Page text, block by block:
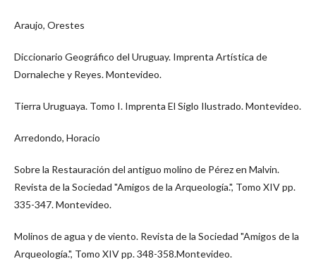
Araujo, Orestes
Diccionario Geográfico del Uruguay. Imprenta Artística de
Dornaleche y Reyes. Montevideo.
Tierra Uruguaya. Tomo I. Imprenta El Siglo Ilustrado. Montevideo.
Arredondo, Horacio
Sobre la Restauración del antiguo molino de Pérez en Malvin.
Revista de la Sociedad "Amigos de la Arqueología.", Tomo XIV pp.
335-347. Montevideo.
Molinos de agua y de viento. Revista de la Sociedad "Amigos de la
Arqueología.", Tomo XIV pp. 348-358.Montevideo.